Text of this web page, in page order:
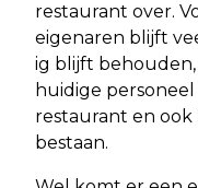
restaurant over.
eigenaren blijft
ig blijft
huidige
restaurant en
bestaan.